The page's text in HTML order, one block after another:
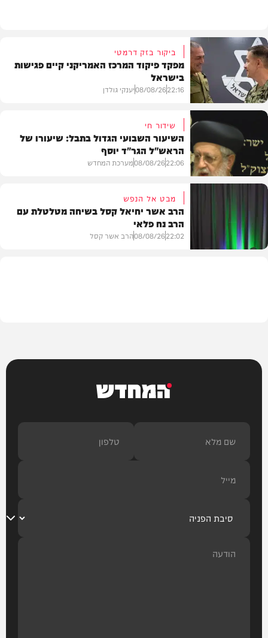
חדשות
ביקור בזק דרמטי
מפקד פיקוד המרכז האמריקני קיים פגישות
בישראל
22:16
08/08/26יענקי גולדן
וידאו
שידור חי
השיעור השבועי הגדול בתבל: שיעורו של
הראש"ל הגר"ד יוסף
22:06
08/08/26מערכת המחדש
מבט אל הנפש
הרב אשר יחיאל קסל בשיחה מטלטלת עם
הרב נח פלאי
22:02
08/08/26הרב אשר קסל
המחדש